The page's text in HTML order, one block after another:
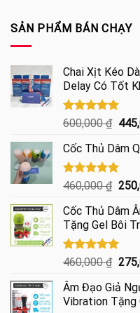
là:
SẢN PHẨM BÁN CHẠY
Chai Xịt Kéo
Delay Có Tốt
Được xếp
hạng
4.85
5 sao
600,000₫ Giá
là:
Cốc Thủ Dâm
Được xếp
hạng
5.00
5 sao
460,000₫ Giá
là:
Cốc Thủ Dâm
Tặng Gel Bôi
Được xếp
hạng
5.00
5 sao
460,000₫ Giá
là:
Âm Đạo Giả
Vibration Tặng